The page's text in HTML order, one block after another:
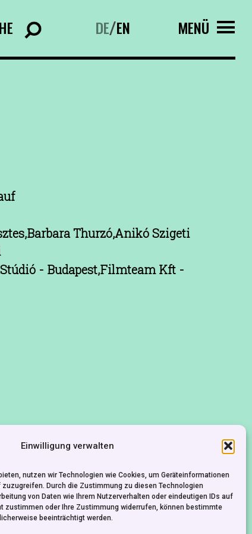
Einwilligung verwalten
nutzen wir Technologien wie Cookies, um Geräteinformationen
Durch die Zustimmung zu diesen Technologien
von Daten wie Ihrem Nutzerverhalten oder eindeutigen IDs auf
zustimmen oder Ihre Zustimmung widerrufen, können bestimmte
beeinträchtigt werden.
DE/EN MENÜ
Thurzó,Anikó Szigeti
- Budapest,Filmteam Kft -
IMPRESSUM DATENSCHUTZ